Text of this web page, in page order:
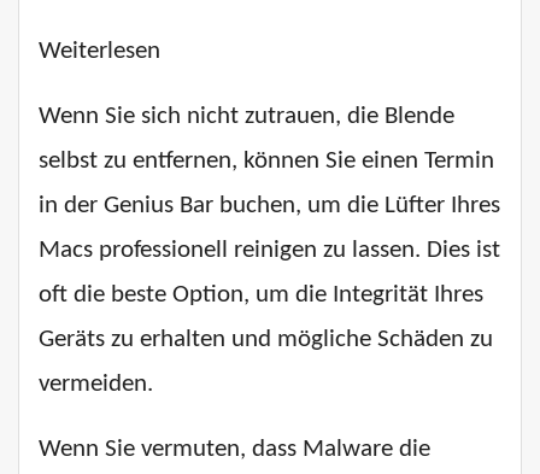
Weiterlesen
Wenn Sie sich nicht zutrauen, die Blende
selbst zu entfernen, können Sie einen Termin
in der Genius Bar buchen, um die Lüfter Ihres
Macs professionell reinigen zu lassen. Dies ist
oft die beste Option, um die Integrität Ihres
Geräts zu erhalten und mögliche Schäden zu
vermeiden.
Wenn Sie vermuten, dass Malware die